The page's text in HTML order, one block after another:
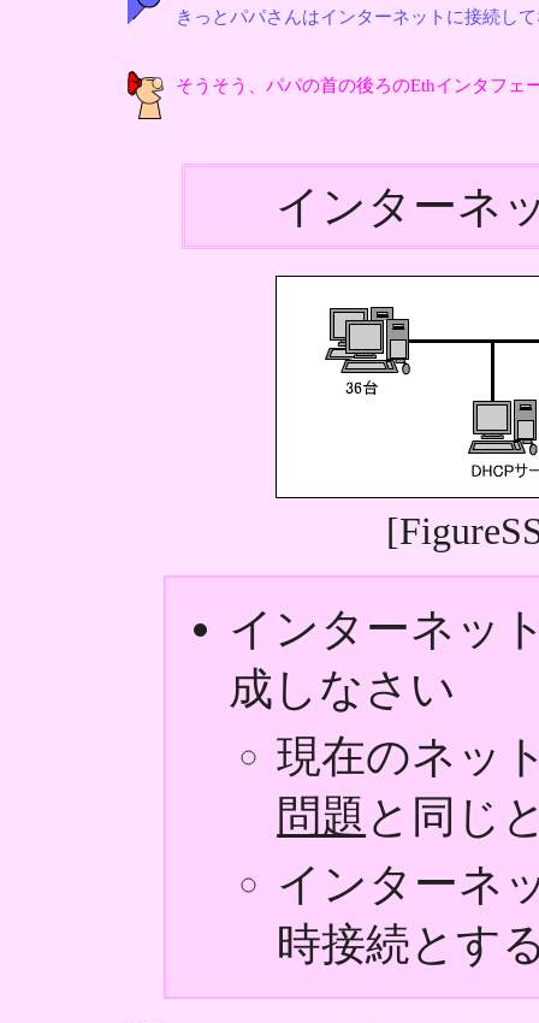
きっとパパさんはインターネットに接続し
そうそう、パパの首の後ろのEthインタフ
インターネ
インターネッ
成しなさい
現在のネッ
問題 と同じ
インターネ
時接続とす